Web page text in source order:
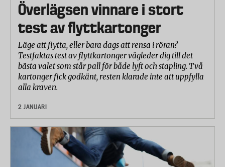
Överlägsen vinnare i stort
test av flyttkartonger
Läge att flytta, eller bara dags att rensa i röran?
Testfaktas test av flyttkartonger vägleder dig till det
bästa valet som står pall för både lyft och stapling. Två
kartonger fick godkänt, resten klarade inte att uppfylla
alla kraven.
2 JANUARI